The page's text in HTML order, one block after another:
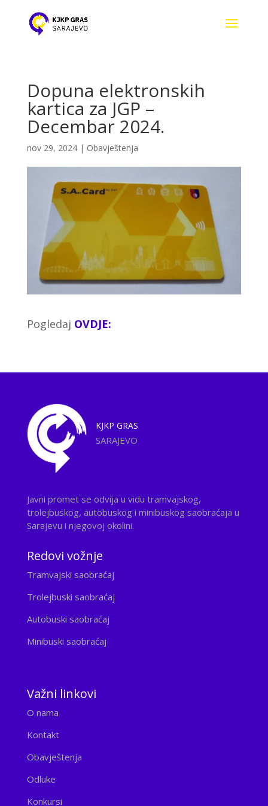
Dopuna elektronskih
kartica za JGP –
Decembar 2024.
nov 29, 2024| Obavještenja
Pogledaj OVDJE:
KJKP GRAS
SARAJEVO
Javni promet se odvija u vidu tramvajskog,
trolejbuskog, autobuskog i minibuskog saobraćaja u
Sarajevu i njegovoj okolini.
Redovi vožnje
Tramvajski saobraćaj
Trolejbuski saobraćaj
Autobuski saobraćaj
Minibuski saobraćaj
Važni linkovi
O nama
Kontakt
Obavještenja
Odluke
Konkursi